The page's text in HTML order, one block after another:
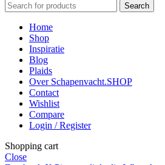
Search
Home
Shop
Inspiratie
Blog
Plaids
Over Schapenvacht.SHOP
Contact
Wishlist
Compare
Login / Register
Shopping cart
Close